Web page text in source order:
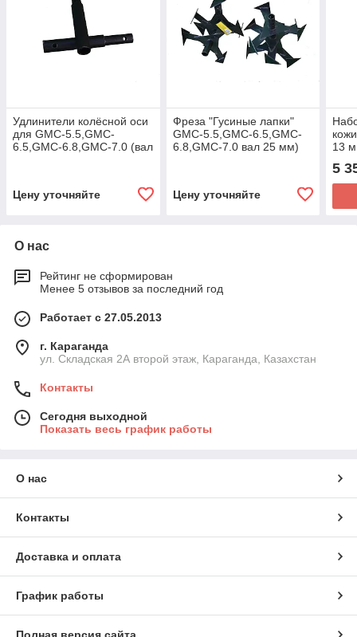
Удлинители колёсной оси
для GMC-5.5,GMC-
6.5,GMC-6.8,GMC-7.0 (вал
Цену уточняйте
Фреза "Гусиные лапки"
GMC-5.5,GMC-6.5,GMC-
6.8,GMC-7.0 вал 25 мм)
Цену уточняйте
13
5
О нас
Рейтинг не сформирован
Менее 5 отзывов за последний год
Работает с 27.05.2013
г. Караганда
ул. Складская 2А второй этаж, Караганда, Казахстан
Контакты
Сегодня выходной
Показать весь график работы
О нас
Контакты
Доставка и оплата
График работы